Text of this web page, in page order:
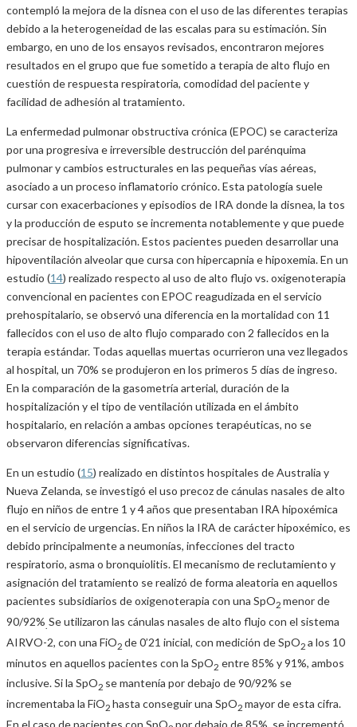
contempló la mejora de la disnea con el uso de las diferentes terapias
debido a la heterogeneidad de las escalas para su estimación. Sin
embargo, en uno de los ensayos revisados, encontraron mejores
resultados en el grupo que fue sometido a terapia de alto flujo en
cuestión de respuesta respiratoria, comodidad del paciente y
facilidad de adhesión al tratamiento.
La enfermedad pulmonar obstructiva crónica (EPOC) se caracteriza
por una progresiva e irreversible destrucción del parénquima
pulmonar y cambios estructurales en las pequeñas vías aéreas,
asociado a un proceso inflamatorio crónico. Esta patología suele
cursar con exacerbaciones y episodios de IRA donde la disnea, la tos
y la producción de esputo se incrementa notablemente y que puede
precisar de hospitalización. Estos pacientes pueden desarrollar una
hipoventilación alveolar que cursa con hipercapnia e hipoxemia. En un
estudio (14) realizado respecto al uso de alto flujo vs. oxigenoterapia
convencional en pacientes con EPOC reagudizada en el servicio
prehospitalario, se observó una diferencia en la mortalidad con 11
fallecidos con el uso de alto flujo comparado con 2 fallecidos en la
terapia estándar. Todas aquellas muertas ocurrieron una vez llegados
al hospital, un 70% se produjeron en los primeros 5 días de ingreso.
En la comparación de la gasometría arterial, duración de la
hospitalización y el tipo de ventilación utilizada en el ámbito
hospitalario, en relación a ambas opciones terapéuticas, no se
observaron diferencias significativas.
En un estudio (15) realizado en distintos hospitales de Australia y
Nueva Zelanda, se investigó el uso precoz de cánulas nasales de alto
flujo en niños de entre 1 y 4 años que presentaban IRA hipoxémica
en el servicio de urgencias. En niños la IRA de carácter hipoxémico, es
debido principalmente a neumonías, infecciones del tracto
respiratorio, asma o bronquiolitis. El mecanismo de reclutamiento y
asignación del tratamiento se realizó de forma aleatoria en aquellos
pacientes subsidiarios de oxigenoterapia con una SpO2 menor de
90/92% Se utilizaron las cánulas nasales de alto flujo con el sistema
AIRVO-2, con una FiO2 de 0’21 inicial, con medición de SpO2 a los 10
minutos en aquellos pacientes con la SpO2 entre 85% y 91%, ambos
inclusive. Si la SpO2 se mantenía por debajo de 90/92% se
incrementaba la FiO2 hasta conseguir una SpO2 mayor de esta cifra.
En el caso de pacientes con SpO por debajo de 85%, se incrementó